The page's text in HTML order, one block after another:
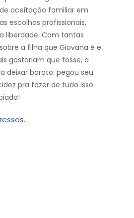
aceitação familiar em
escolhas profissionais,
liberdade. Com tantas
a filha que Giovana é e
gostariam que fosse, a
deixar barato: pegou seu
pra fazer de tudo isso